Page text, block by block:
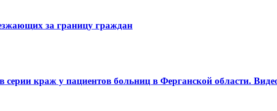
за границу граждан
серии краж у пациентов больниц в Ферганской области.